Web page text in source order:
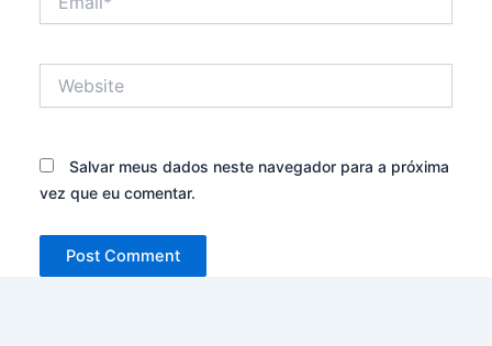
Salvar meus dados neste navegador para a próxima
vez que eu comentar.